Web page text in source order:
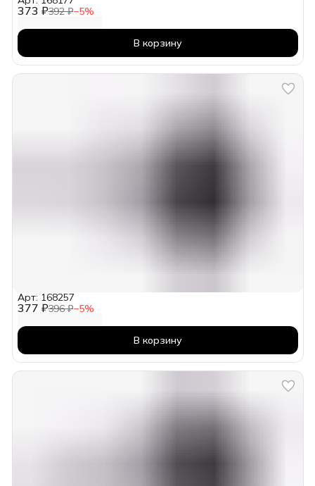
373 ₽392 ₽−5%
В корзину
377 ₽396 ₽−5%
Арт: 168257
В корзину